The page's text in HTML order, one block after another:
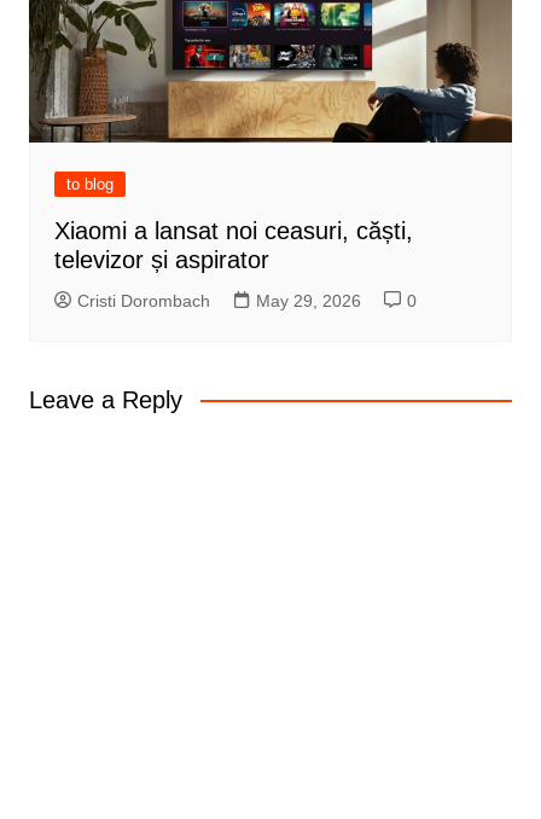
to blog
Xiaomi a lansat noi ceasuri, căști,
televizor și aspirator
Cristi Dorombach May 29, 2026 0
Leave a Reply